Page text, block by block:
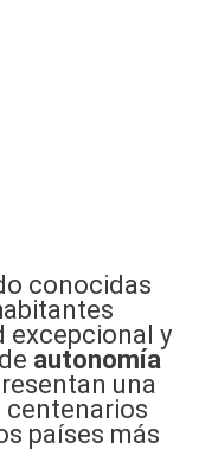
conocidas
excepcional y
autonomía
una
centenarios
países más